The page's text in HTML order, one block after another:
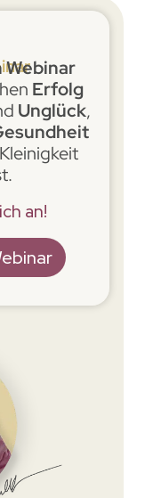
Erfolg
Unglück,
an!